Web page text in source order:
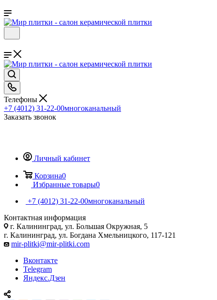
Телефоны
+7 (4012) 31-22-00многоканальный
Заказать звонок
Личный кабинет
Корзина0
Избранные товары0
+7 (4012) 31-22-00многоканальный
Контактная информация
г. Калининград, ул. Большая Окружная, 5
г. Калининград, ул. Богдана Хмельницкого, 117-121
mir-plitki@mir-plitki.com
Вконтакте
Telegram
Яндекс.Дзен